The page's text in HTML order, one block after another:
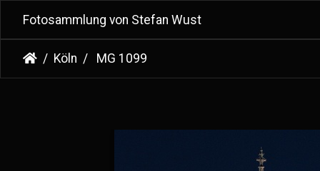
Fotosammlung von Stefan Wust
Köln MG 1099